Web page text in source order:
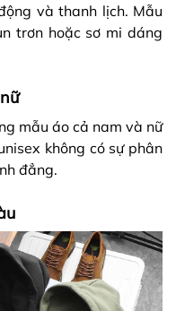
và thanh lịch. Mẫu
trơn hoặc sơ mi dáng
mẫu áo cả nam và nữ
không có sự phân
đẳng.